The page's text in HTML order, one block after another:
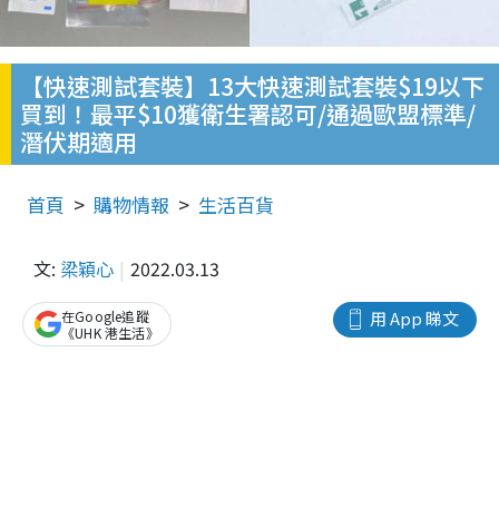
【快速測試套裝】13大快速測試套裝$19以下
買到！最平$10獲衛生署認可/通過歐盟標準/
潛伏期適用
首頁 購物情報 生活百貨
文: 梁穎心 2022.03.13
用 App 睇文
在Google追蹤
《UHK 港生活》